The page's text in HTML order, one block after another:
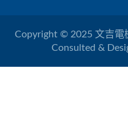
Copyright © 2025 文吉電
Consulted &